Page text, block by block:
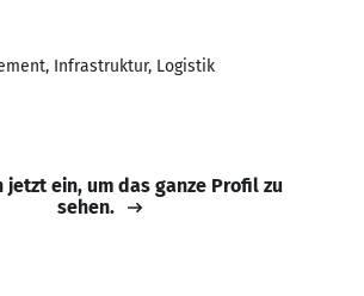
Infrastruktur, Logistik
jetzt ein, um das ganze Profil zu
sehen.